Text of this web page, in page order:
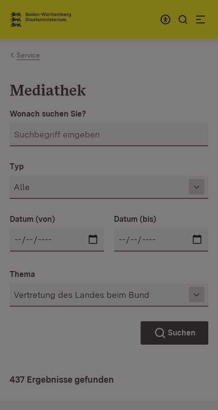
Zum Inhalt springen
Link zur Startseite
Service
Mediathek
Wonach suchen Sie?
Typ
Datum (von) Datum (bis)
Thema
Suchen
437 Ergebnisse gefunden